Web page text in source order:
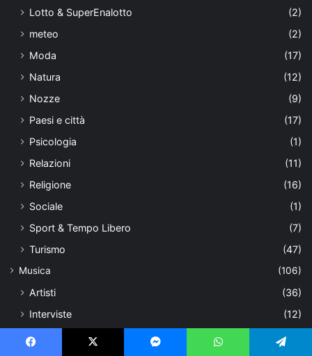
Lotto & SuperEnalotto
(2)
meteo
(2)
Moda
(17)
Natura
(12)
Nozze
(9)
Paesi e città
(17)
Psicologia
(1)
Relazioni
(11)
Religione
(16)
Sociale
(1)
Sport & Tempo Libero
(7)
Turismo
(47)
Musica (106)
Artisti
(36)
Interviste
(12)
News
(36)